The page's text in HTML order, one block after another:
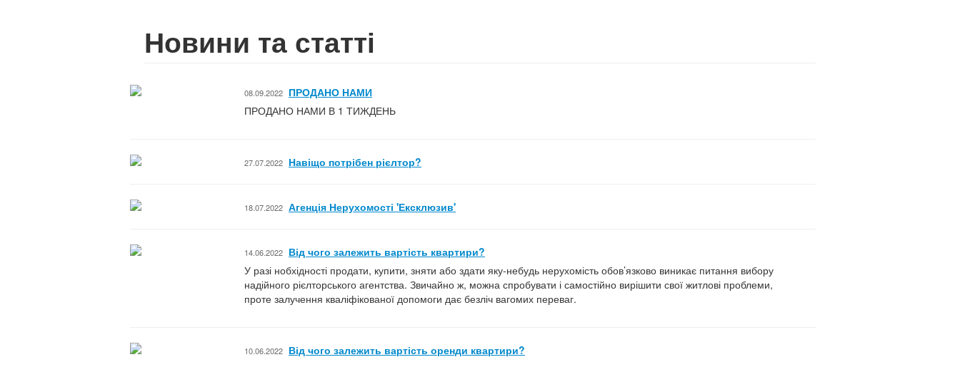
Новини та статті
08.09.2022 ПРОДАНО НАМИ
ПРОДАНО НАМИ В 1 ТИЖДЕНЬ
27.07.2022 Навіщо потрібен рієлтор?
18.07.2022 Агенція Нерухомості 'Ексклюзив'
14.06.2022 Від чого залежить вартість квартири?
У разі нобхідності продати, купити, зняти або здати яку-небудь нерухомість обов’язково виникає питання вибору
надійного рієлторського агентства. Звичайно ж, можна спробувати і самостійно вирішити свої житлові проблеми,
проте залучення кваліфікованої допомоги дає безліч вагомих переваг.
10.06.2022 Від чого залежить вартість оренди квартири?